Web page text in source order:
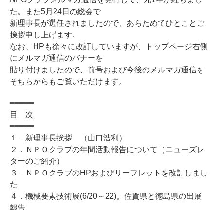
た。また5月24日の総会で
新理事長が選任されましたので、あらためてひとことご
挨拶申し上げます。
なお、HPも徐々に改訂していますが、トップページ右側
にメルマガ通信のバナーを
貼り付けましたので、前号および今後のメルマガ通信を
そちらからもご覧いただけます。
━━━━━
目 次
━━━━━
１．新理事長挨拶 （山口浩利）
２．ＮＰＯクラブの年間活動報告について（ニューズレ
ターのご紹介）
３．ＮＰＯクラブのHPおよびリーフレットを改訂しまし
た
４．機械要素技術展(6/20～22)。佐賀県と徳島県の出展
報告